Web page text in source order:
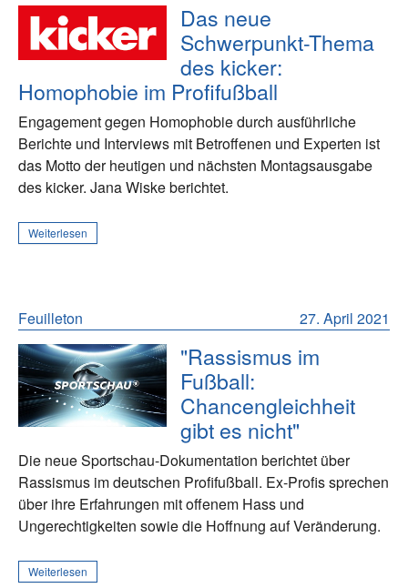
Das neue
Schwerpunkt-Thema
des kicker:
Homophobie im Profifußball
Engagement gegen Homophobie durch ausführliche
Berichte und Interviews mit Betroffenen und Experten ist
das Motto der heutigen und nächsten Montagsausgabe
des kicker. Jana Wiske berichtet.
Weiterlesen
27. April 2021
Feuilleton
"Rassismus im
Fußball:
Chancengleichheit
gibt es nicht"
Die neue Sportschau-Dokumentation berichtet über
Rassismus im deutschen Profifußball. Ex-Profis sprechen
über ihre Erfahrungen mit offenem Hass und
Ungerechtigkeiten sowie die Hoffnung auf Veränderung.
Weiterlesen